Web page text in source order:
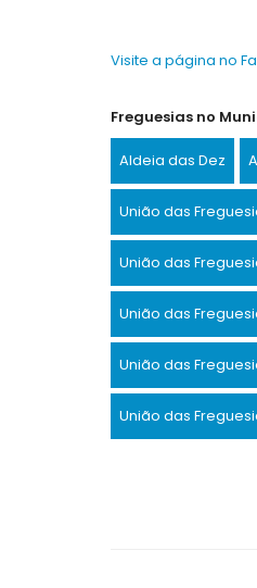
Visite a página no
Freguesias no
Aldeia das Dez
União das
União das
União das
União das
União das